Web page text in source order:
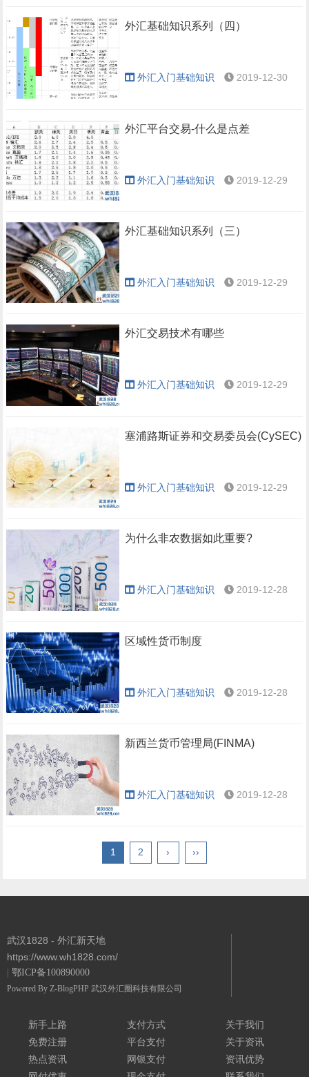
外汇基础知识系列（四）
外汇入门基础知识 2019-12-30
外汇平台交易-什么是点差
外汇入门基础知识 2019-12-29
外汇基础知识系列（三）
外汇入门基础知识 2019-12-29
外汇交易技术有哪些
外汇入门基础知识 2019-12-29
塞浦路斯证券和交易委员会(CySEC)
外汇入门基础知识 2019-12-29
为什么非农数据如此重要?
外汇入门基础知识 2019-12-28
区域性货币制度
外汇入门基础知识 2019-12-28
新西兰货币管理局(FINMA)
外汇入门基础知识 2019-12-28
1 2 › ››
武汉1828 - 外汇新天地
https://www.wh1828.com/
鄂ICP备100890000
Powered By Z-BlogPHP 武汉外汇圈科技有限公司
新手上路
免费注册
热点资讯
支付方式
平台支付
网银支付
关于我们
关于资讯
资讯优势